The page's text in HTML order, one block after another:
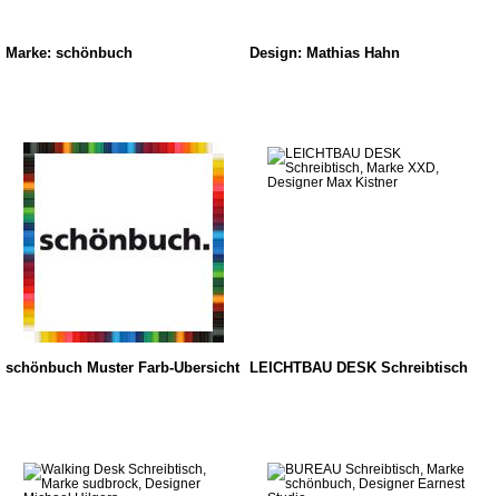
Marke: schönbuch Design: Mathias Hahn
schönbuch Muster Farb-Übersicht LEICHTBAU DESK Schreibtisch